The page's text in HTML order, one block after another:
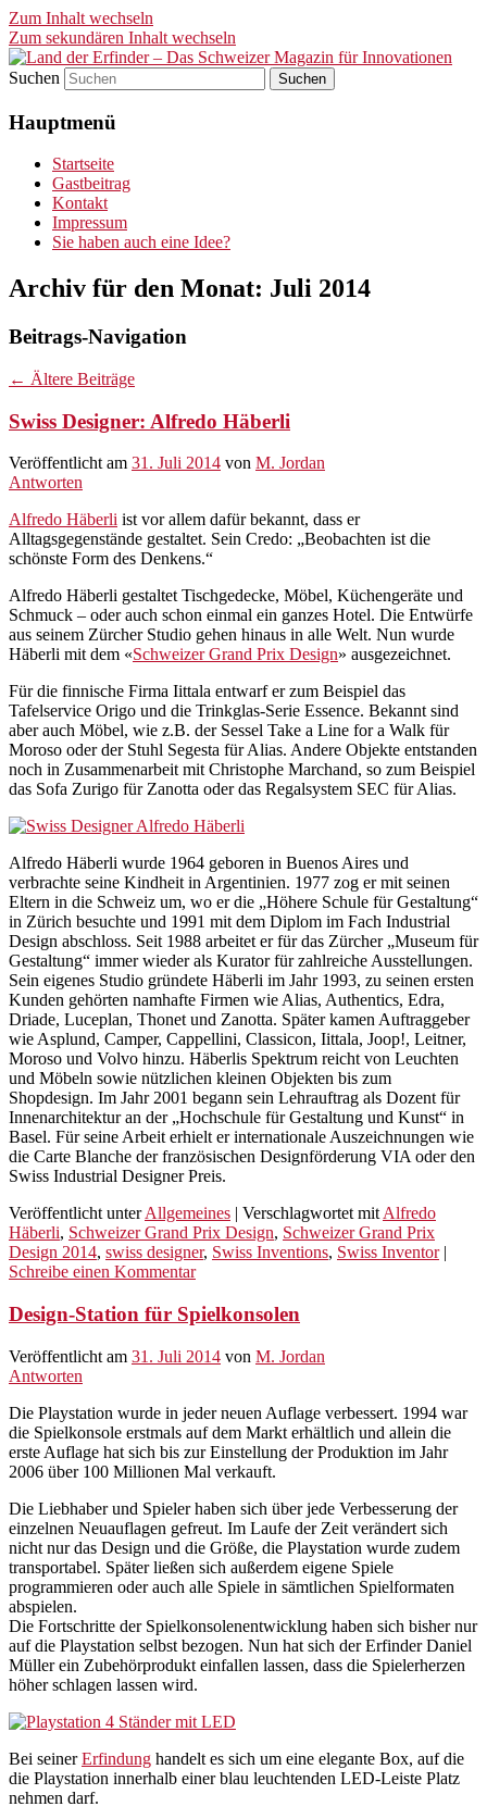
Zum Inhalt wechseln
Zum sekundären Inhalt wechseln
Land der Erfinder – Das
Schweizer Magazin für
Innovationen
Suchen
Hauptmenü
Startseite
Gastbeitrag
Kontakt
Impressum
Sie haben auch eine Idee?
Archiv für den Monat: Juli 2014
Beitrags-Navigation
← Ältere Beiträge
Swiss Designer: Alfredo Häberli
Veröffentlicht am 31. Juli 2014 von M. Jordan
Antworten
Alfredo Häberli ist vor allem dafür bekannt, dass er
Alltagsgegenstände gestaltet. Sein Credo: „Beobachten ist die
schönste Form des Denkens.“
Alfredo Häberli gestaltet Tischgedecke, Möbel, Küchengeräte und
Schmuck – oder auch schon einmal ein ganzes Hotel. Die Entwürfe
aus seinem Zürcher Studio gehen hinaus in alle Welt. Nun wurde
Häberli mit dem «Schweizer Grand Prix Design» ausgezeichnet.
Für die finnische Firma Iittala entwarf er zum Beispiel das
Tafelservice Origo und die Trinkglas-Serie Essence. Bekannt sind
aber auch Möbel, wie z.B. der Sessel Take a Line for a Walk für
Moroso oder der Stuhl Segesta für Alias. Andere Objekte entstanden
noch in Zusammenarbeit mit Christophe Marchand, so zum Beispiel
das Sofa Zurigo für Zanotta oder das Regalsystem SEC für Alias.
Alfredo Häberli wurde 1964 geboren in Buenos Aires und
verbrachte seine Kindheit in Argentinien. 1977 zog er mit seinen
Eltern in die Schweiz um, wo er die „Höhere Schule für Gestaltung“
in Zürich besuchte und 1991 mit dem Diplom im Fach Industrial
Design abschloss. Seit 1988 arbeitet er für das Zürcher „Museum für
Gestaltung“ immer wieder als Kurator für zahlreiche Ausstellungen.
Sein eigenes Studio gründete Häberli im Jahr 1993, zu seinen ersten
Kunden gehörten namhafte Firmen wie Alias, Authentics, Edra,
Driade, Luceplan, Thonet und Zanotta. Später kamen Auftraggeber
wie Asplund, Camper, Cappellini, Classicon, Iittala, Joop!, Leitner,
Moroso und Volvo hinzu. Häberlis Spektrum reicht von Leuchten
und Möbeln sowie nützlichen kleinen Objekten bis zum
Shopdesign. Im Jahr 2001 begann sein Lehrauftrag als Dozent für
Innenarchitektur an der „Hochschule für Gestaltung und Kunst“ in
Basel. Für seine Arbeit erhielt er internationale Auszeichnungen wie
die Carte Blanche der französischen Designförderung VIA oder den
Swiss Industrial Designer Preis.
Veröffentlicht unterAllgemeines | Verschlagwortet mitAlfredo
Häberli, Schweizer Grand Prix Design, Schweizer Grand Prix
Design 2014, swiss designer, Swiss Inventions, Swiss Inventor |
Schreibe einen Kommentar
Design-Station für Spielkonsolen
Veröffentlicht am 31. Juli 2014 von M. Jordan
Antworten
Die Playstation wurde in jeder neuen Auflage verbessert. 1994 war
die Spielkonsole erstmals auf dem Markt erhältlich und allein die
erste Auflage hat sich bis zur Einstellung der Produktion im Jahr
2006 über 100 Millionen Mal verkauft.
Die Liebhaber und Spieler haben sich über jede Verbesserung der
einzelnen Neuauflagen gefreut. Im Laufe der Zeit verändert sich
nicht nur das Design und die Größe, die Playstation wurde zudem
transportabel. Später ließen sich außerdem eigene Spiele
programmieren oder auch alle Spiele in sämtlichen Spielformaten
abspielen.
Die Fortschritte der Spielkonsolenentwicklung haben sich bisher nur
auf die Playstation selbst bezogen. Nun hat sich der Erfinder Daniel
Müller ein Zubehörprodukt einfallen lassen, dass die Spielerherzen
höher schlagen lassen wird.
Bei seinerErfindung handelt es sich um eine elegante Box, auf die
die Playstation innerhalb einer blau leuchtenden LED-Leiste Platz
nehmen darf.